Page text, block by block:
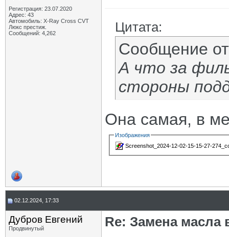
Регистрация: 23.07.2020
Адрес: 43
Автомобиль: X-Ray Cross CVT
Люкс престиж.
Сообщений: 4,262
Цитата:
Сообщение
А что за
стороны
Она самая, в
Изображения
Screenshot_2024-12-02-15-15-27-
02.12.2024, 17:33
Дубров Евгений
Продвинутый
Re: Замена масла